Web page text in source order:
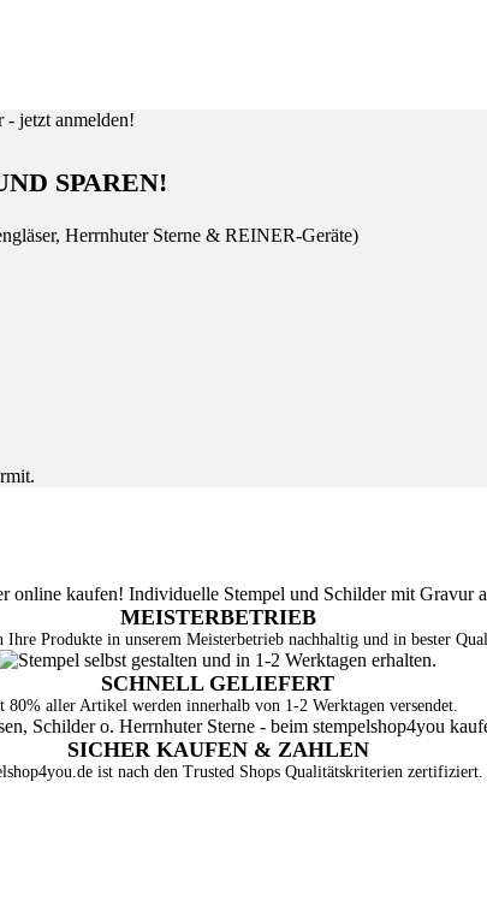
SPAREN!
Herrnhuter Sterne & REINER-Geräte)
MEISTERBETRIEB
Produkte in unserem Meisterbetrieb nachhaltig und in bester
SCHNELL GELIEFERT
80% aller Artikel werden innerhalb von 1-2 Werktagen versendet.
SICHER KAUFEN & ZAHLEN
ist nach den Trusted Shops Qualitätskriterien zertifiziert.